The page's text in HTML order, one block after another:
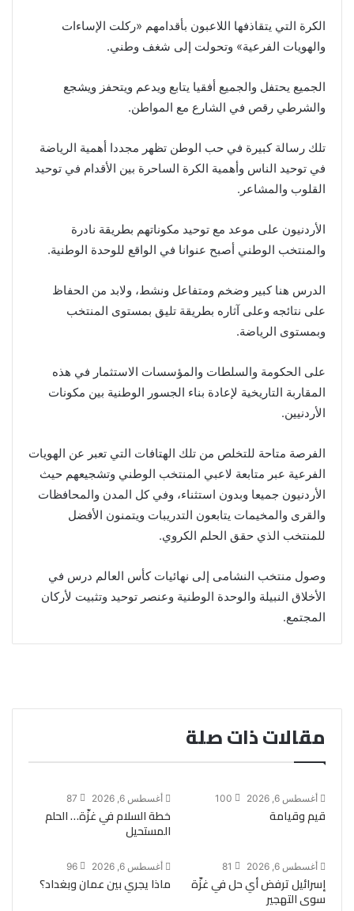
الكرة التي يتقاذفها اللاعبون بأقدامهم «ركلت الإساءات
والهويات الفرعية» وتحولت إلى شغف وطني.
الجميع يحتفل والجميع أفقيا يتابع ويدعم ويتحفز ويشجع
والشرطي رقص في الشارع مع المواطن.
تلك رسالة كبيرة في حب الوطن تظهر مجددا أهمية الرياضة
في توحيد الناس وأهمية الكرة الساحرة بين الأقدام في توحيد
القلوب والمشاعر.
الأردنيون على موعد مع توحيد مكوناتهم بطريقة نادرة
والمنتخب الوطني أصبح عنوانا في الواقع للوحدة الوطنية.
الدرس هنا كبير وضخم ومتفاعل ونشط، ولابد من الحفاظ
على نتائجه وعلى آثاره بطريقة تليق بمستوى المنتخب
وبمستوى الرياضة.
على الحكومة والسلطات والمؤسسات الاستثمار في هذه
المقاربة التاريخية لإعادة بناء الجسور الوطنية بين مكونات
الأردنيين.
الفرصة متاحة للتخلص من تلك الهتافات التي تعبر عن الهويات
الفرعية عبر متابعة لاعبي المنتخب الوطني وتشجيعهم حيث
الأردنيون جميعا وبدون استثناء، وفي كل المدن والمحافظات
والقرى والمخيمات يتابعون التدريبات ويتمنون الأفضل
للمنتخب الذي حقق الحلم الكروي.
وصول منتخب النشامى إلى نهائيات كأس العالم درس في
الأخلاق النبيلة والوحدة الوطنية وعنصر توحيد وتثبيت لأركان
المجتمع.
مقالات ذات صلة
أغسطس 6, 2026 100
قيم وقيامة
أغسطس 6, 2026 87
خطة السلام في غزّة… الحلم
المستحيل
أغسطس 6, 2026 81
إسرائيل ترفض أي حل في غزّة
سوى التهجير
أغسطس 6, 2026 96
ماذا يجري بين عمان وبغداد؟